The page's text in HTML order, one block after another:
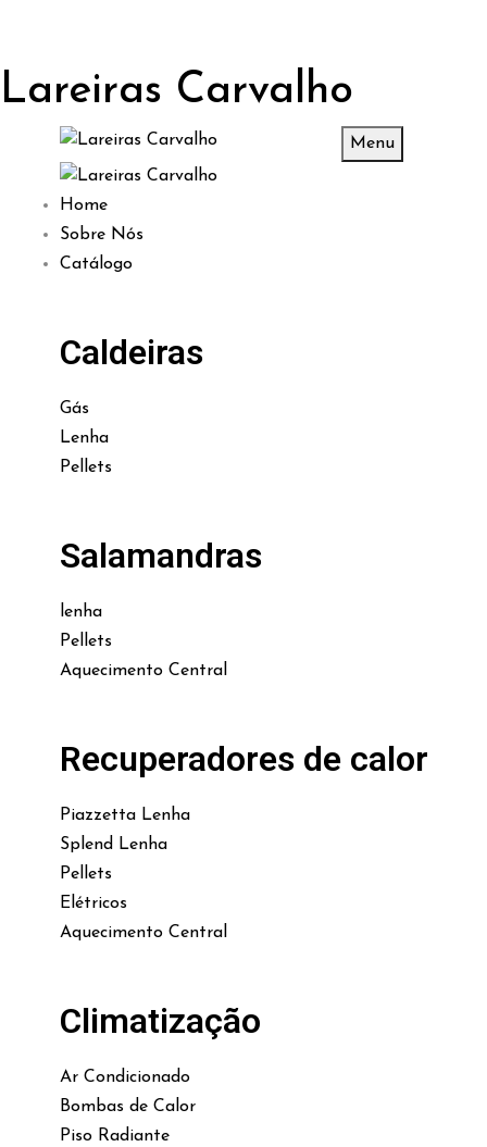
Lareiras Carvalho
Menu
Home
Sobre Nós
Catálogo
Caldeiras
Gás
Lenha
Pellets
Salamandras
lenha
Pellets
Aquecimento Central
Recuperadores de calor
Piazzetta Lenha
Splend Lenha
Pellets
Elétricos
Aquecimento Central
Climatização
Ar Condicionado
Bombas de Calor
Piso Radiante